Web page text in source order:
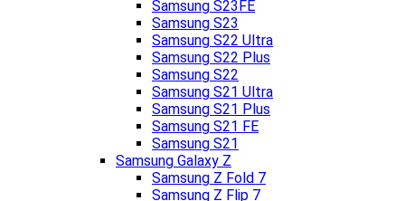
Samsung S23FE
Samsung S23
Samsung S22 Ultra
Samsung S22 Plus
Samsung S22
Samsung S21 Ultra
Samsung S21 Plus
Samsung S21 FE
Samsung S21
Samsung Galaxy Z
Samsung Z Fold 7
Samsung Z Flip 7